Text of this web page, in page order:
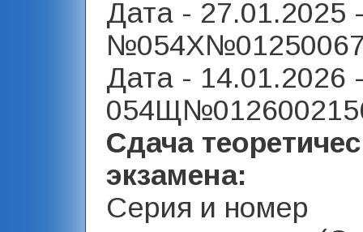
Дата - 27.01.2025
Дата -
Сдача
экзамена:
Серия и номер